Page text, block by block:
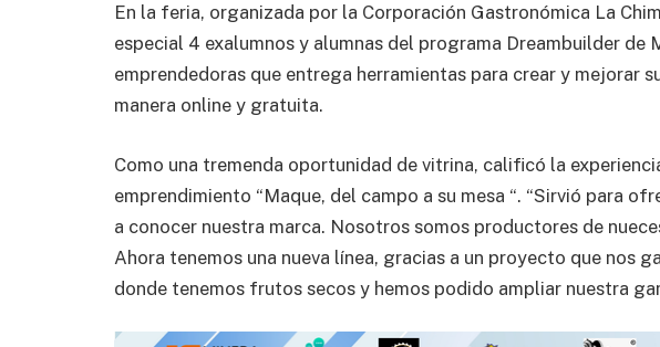
En la feria, organizada por la Corporación Gastronómica La
especial 4 exalumnos y alumnas del programa Dreambuilder de
emprendedoras que entrega herramientas para crear y mejorar
manera online y gratuita.
Como una tremenda oportunidad de vitrina, calificó la
emprendimiento “Maque, del campo a su mesa “. “Sirvió para
a conocer nuestra marca. Nosotros somos productores de
Ahora tenemos una nueva línea, gracias a un proyecto que nos
donde tenemos frutos secos y hemos podido ampliar nuestra